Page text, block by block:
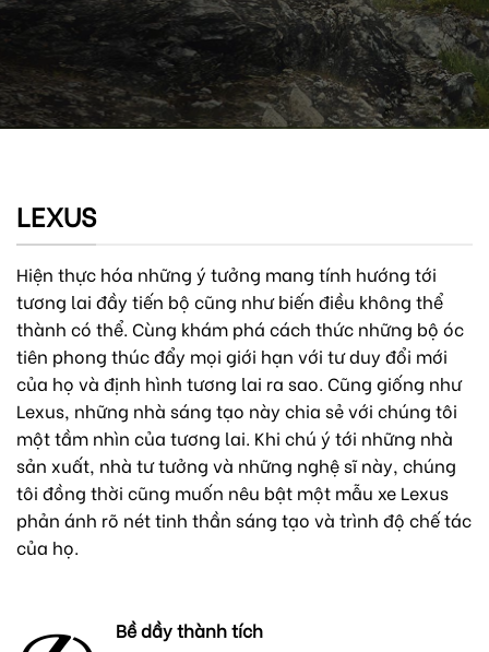
LEXUS
Hiện thực hóa những ý tưởng mang tính hướng tới
tương lai đầy tiến bộ cũng như biến điều không thể
thành có thể. Cùng khám phá cách thức những bộ óc
tiên phong thúc đẩy mọi giới hạn với tư duy đổi mới
của họ và định hình tương lai ra sao. Cũng giống như
Lexus, những nhà sáng tạo này chia sẻ với chúng tôi
một tầm nhìn của tương lai. Khi chú ý tới những nhà
sản xuất, nhà tư tưởng và những nghệ sĩ này, chúng
tôi đồng thời cũng muốn nêu bật một mẫu xe Lexus
phản ánh rõ nét tinh thần sáng tạo và trình độ chế tác
của họ.
Bề dầy thành tích